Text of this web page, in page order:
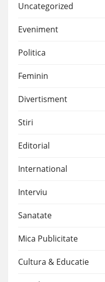
Uncategorized
Eveniment
Politica
Feminin
Divertisment
Stiri
Editorial
International
Interviu
Sanatate
Mica Publicitate
Cultura & Educatie